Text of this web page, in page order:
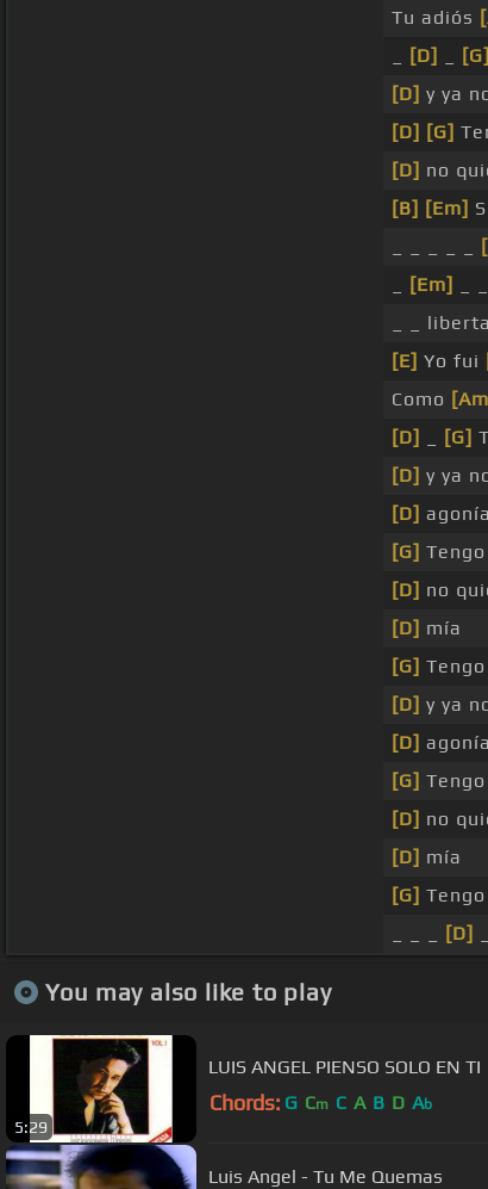
Tu adiós
[D] [G]
[D] y ya
[D] [G]
[D] no
[B] [Em]
[Em]
_ _
[E] Yo fui
Como
[D]
[G]
[D] y ya
[D] agonía
[G]
[D] no
[D] mía
[G]
[D] y ya
[D] agonía
[G]
[D] no
[D] mía
[G]
[D]
You may also like to play
5:29
LUIS ANGEL PIENSO SOLO EN TI
Chords: G Cm C A B D Ab
Luis Angel - Tu Me Quemas